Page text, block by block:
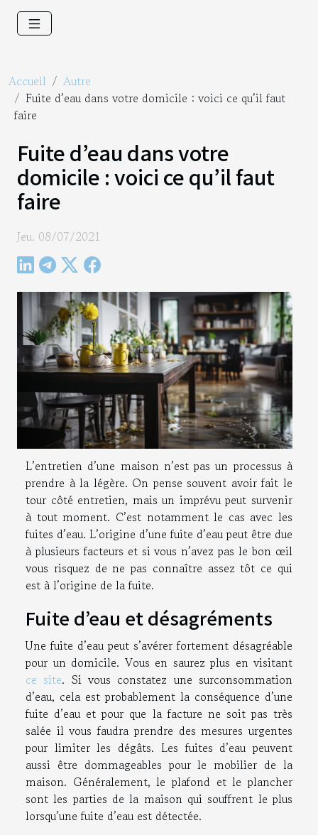
Accueil
Autre
Fuite d’eau dans votre domicile : voici ce qu’il faut
faire
Fuite d’eau dans votre
domicile : voici ce qu’il faut
faire
Jeu. 08/07/2021
L’entretien d’une maison n’est pas un processus à
prendre à la légère. On pense souvent avoir fait le
tour côté entretien, mais un imprévu peut survenir
à tout moment. C’est notamment le cas avec les
fuites d’eau. L’origine d’une fuite d’eau peut être due
à plusieurs facteurs et si vous n’avez pas le bon œil
vous risquez de ne pas connaître assez tôt ce qui
est à l’origine de la fuite.
Fuite d’eau et désagréments
Une fuite d’eau peut s’avérer fortement désagréable
pour un domicile. Vous en saurez plus en visitant
ce site. Si vous constatez une surconsommation
d’eau, cela est probablement la conséquence d’une
fuite d’eau et pour que la facture ne soit pas très
salée il vous faudra prendre des mesures urgentes
pour limiter les dégâts. Les fuites d’eau peuvent
aussi être dommageables pour le mobilier de la
maison. Généralement, le plafond et le plancher
sont les parties de la maison qui souffrent le plus
lorsqu’une fuite d’eau est détectée.